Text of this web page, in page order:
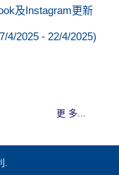
及Instagram更新
4/2025 - 22/4/2025)
更 多...
.